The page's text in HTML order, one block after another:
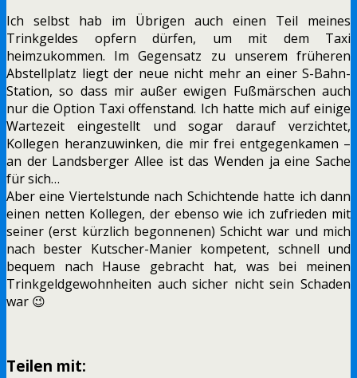
Ich selbst hab im Übrigen auch einen Teil meines
Trinkgeldes opfern dürfen, um mit dem Taxi
heimzukommen. Im Gegensatz zu unserem früheren
Abstellplatz liegt der neue nicht mehr an einer S-Bahn-
Station, so dass mir außer ewigen Fußmärschen auch
nur die Option Taxi offenstand. Ich hatte mich auf einige
Wartezeit eingestellt und sogar darauf verzichtet,
Kollegen heranzuwinken, die mir frei entgegenkamen –
an der Landsberger Allee ist das Wenden ja eine Sache
für sich…
Aber eine Viertelstunde nach Schichtende hatte ich dann
einen netten Kollegen, der ebenso wie ich zufrieden mit
seiner (erst kürzlich begonnenen) Schicht war und mich
nach bester Kutscher-Manier kompetent, schnell und
bequem nach Hause gebracht hat, was bei meinen
Trinkgeldgewohnheiten auch sicher nicht sein Schaden
war 😉
Teilen mit: